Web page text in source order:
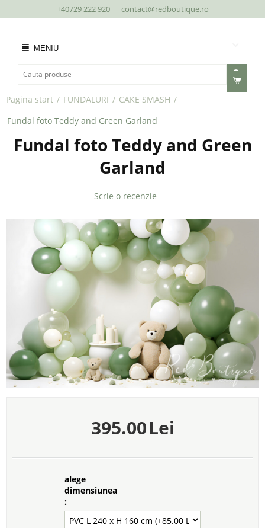
+40729 222 920 contact@redboutique.ro
MENIU
Pagina start / FUNDALURI / CAKE SMASH /
Fundal foto Teddy and Green Garland
Fundal foto Teddy and Green
Garland
Scrie o recenzie
395.00Lei
alege
dimensiunea
: